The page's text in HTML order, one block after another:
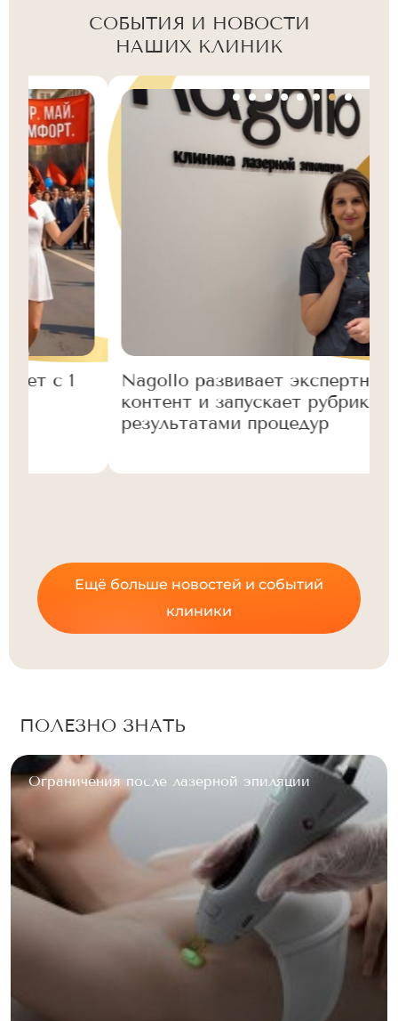
СОБЫТИЯ И НОВОСТИ
НАШИХ КЛИНИК
Nagollo развивает экспертный
контент и запускает рубрику с
результатами процедур
Ещё больше новостей и событий
клиники
ПОЛЕЗНО ЗНАТЬ
Лазерная эпиляция: волосы после первой
процедуры